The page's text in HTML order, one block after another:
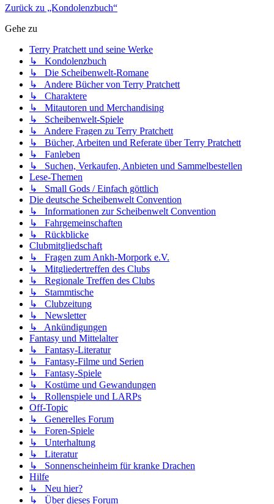
Zurück zu „Kondolenzbuch“
Gehe zu
Terry Pratchett und seine Werke
↳ Kondolenzbuch
↳ Die Scheibenwelt-Romane
↳ Andere Bücher von Terry Pratchett
↳ Charaktere
↳ Mitautoren und Merchandising
↳ Scheibenwelt-Spiele
↳ Andere Fragen zu Terry Pratchett
↳ Bücher, Arbeiten und Referate über Terry Pratchett
↳ Fanleben
↳ Suchen, Verkaufen, Anbieten und Sammelbestellen
Lese-Themen
↳ Small Gods / Einfach göttlich
Die deutsche Scheibenwelt Convention
↳ Informationen zur Scheibenwelt Convention
↳ Fahrgemeinschaften
↳ Rückblicke
Clubmitgliedschaft
↳ Fragen zum Ankh-Morpork e.V.
↳ Mitgliedertreffen des Clubs
↳ Regionale Treffen des Clubs
↳ Stammtische
↳ Clubzeitung
↳ Newsletter
↳ Ankündigungen
Fantasy und Mittelalter
↳ Fantasy-Literatur
↳ Fantasy-Filme und Serien
↳ Fantasy-Spiele
↳ Kostüme und Gewandungen
↳ Rollenspiele und LARPs
Off-Topic
↳ Generelles Forum
↳ Foren-Spiele
↳ Unterhaltung
↳ Literatur
↳ Sonnenscheinheim für kranke Drachen
Hilfe
↳ Neu hier?
↳ Über dieses Forum